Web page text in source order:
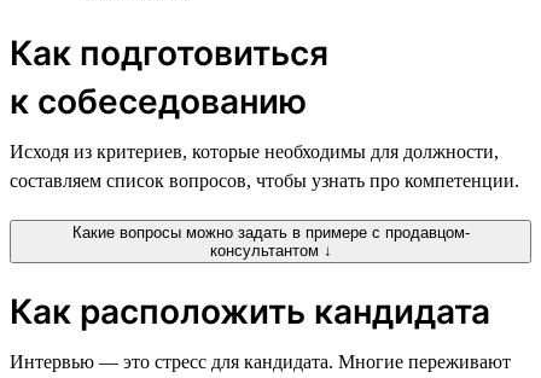
Как подготовиться
к собеседованию
Исходя из критериев, которые необходимы для должности,
составляем список вопросов, чтобы узнать про компетенции.
Какие вопросы можно задать в примере с продавцом-
консультантом ↓
Как расположить кандидата
Интервью — это стресс для кандидата. Многие переживают